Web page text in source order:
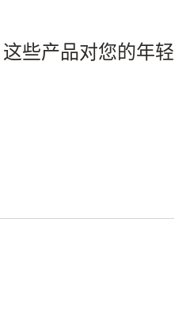
些产品对您的年轻